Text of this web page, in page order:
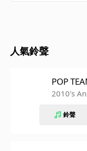
人氣鈴聲
POP
2010's
鈴聲